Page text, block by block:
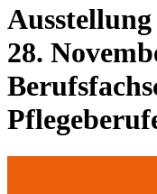
28.